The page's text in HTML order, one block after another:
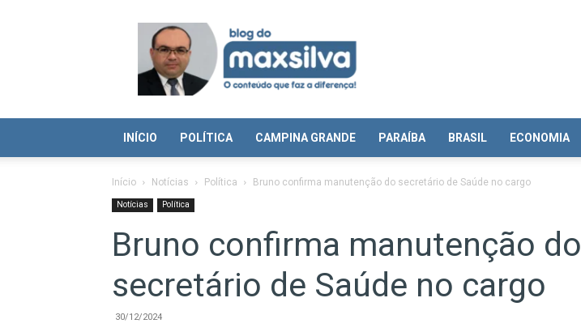
Blog
Max
Silva
INÍCIO POLÍTICA CAMPINA GRANDE PARAÍBA BRASIL ECONOMIA
Início Notícias Política Bruno confirma manutenção do secretário de Saúde no cargo
Notícias Política
Bruno confirma manutenção do
secretário de Saúde no cargo
30/12/2024